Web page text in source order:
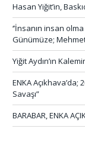
Hasan Yiğit’in,
‘’İnsanın insan
Günümüze;
Yiğit Aydın’ın
ENKA
Savaşı”
BARABAR, ENKA